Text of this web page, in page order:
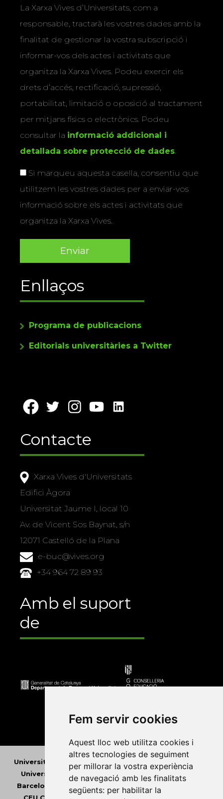
Fem servir cookies
Aquest lloc web utilitza cookies i
altres tecnologies de seguiment
per millorar la vostra experiència
de navegació amb les finalitats
següents: per habilitar la
La Xarxa Vives d’Universitats, com a
responsable, tractarà les vostres dades amb la
finalitat de gestionar la vostra subscripció i
informar-vos dels actes i activitats que
organitza la Xarxa Vives. Podeu exercir els
drets d’accés, rectificació, supressió,
portabilitat, limitació o oposició al tractament
per mitjans físics o electrònics. Podeu
consultar la informació addicional i
detallada sobre protecció de dades.
Si marqueu aquesta casella, consentiu que
utilitzem les vostres dades per a enviar-vos
informació sobre els actes i activitats que
organitza la Xarxa Vives.
Enllaços
Programa de publicacions
Editorials universitàries a Twitter
Contacte
Xarxa Vives d'Universitats
Edifici Àgora
Universitat Jaume I, local 10
Av. de Vicent Sos Baynat, s/n
12071 Castelló de la Plana
e-buc@vives.org
+34 964 72 89 93
Amb el suport
de
Universitat Abat Oliba CEU •Universitat d'Alacant
Universitat d'Andorra
Universitat Autònoma de
Barcelona
Universitat de Barcelona •
CEU Cardenal Herrera
• Universitat de Girona